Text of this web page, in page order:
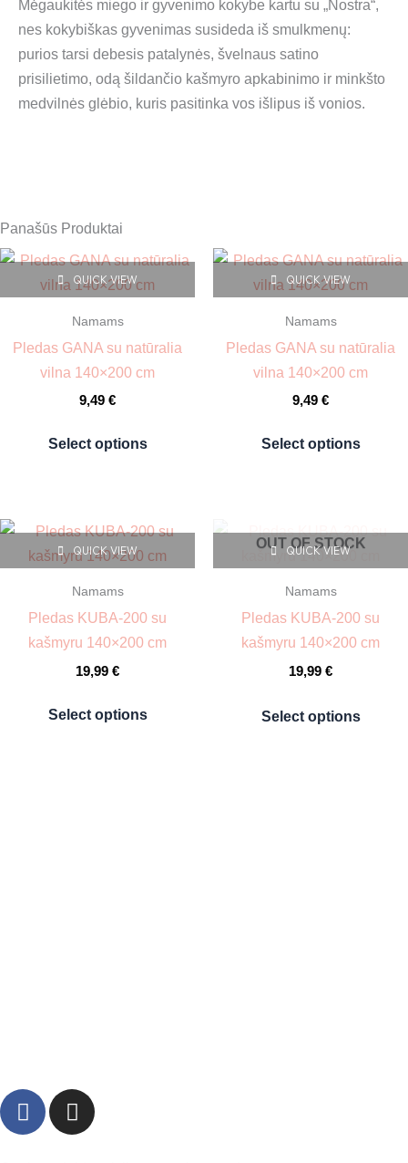
Mėgaukitės miego ir gyvenimo kokybe kartu su „Nostra“,
nes kokybiškas gyvenimas susideda iš smulkmenų:
purios tarsi debesis patalynės, švelnaus satino
prisilietimo, odą šildančio kašmyro apkabinimo ir minkšto
medvilnės glėbio, kuris pasitinka vos išlipus iš vonios.
Panašūs Produktai
QUICK VIEW
Namams
Pledas GANA su natūralia
vilna 140×200 cm
9,49 €
Select options
This
variants.
the
product
QUICK VIEW
Namams
Pledas GANA su natūralia
vilna 140×200 cm
9,49 €
Select options
This
the
QUICK VIEW
Namams
Pledas KUBA-200 su
kašmyru 140×200 cm
19,99 €
Select options
This
product
variants.
The
OUT OF STOCK
QUICK VIEW
Namams
Pledas KUBA-200 su
kašmyru 140×200 cm
19,99 €
Select options
This
The
F
a
I
n